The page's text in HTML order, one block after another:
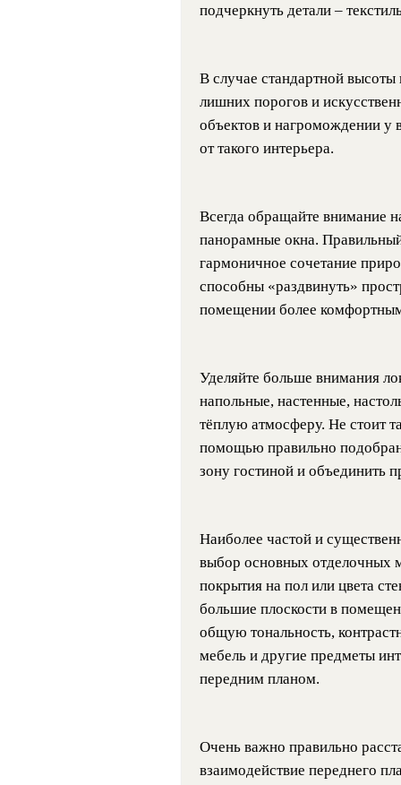
подчеркнуть детали –
В случае стандартной высоты
лишних порогов и
объектов и нагромождении у
от такого интерьера.
Всегда обращайте внимание
панорамные окна.
гармоничное сочетание
способны «раздвинуть»
помещении более
Уделяйте больше внимания
напольные, настенные,
тёплую атмосферу. Не стоит
помощью правильно
зону гостиной и объединить
Наиболее частой и
выбор основных отделочных
покрытия на пол или цвета
большие плоскости в
общую тональность,
мебель и другие предметы
передним планом.
Очень важно правильно
взаимодействие переднего